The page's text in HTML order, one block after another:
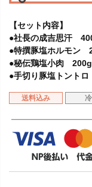
【セット内容】
●社長の成吉思汗
●特撰豚塩ホルモン
●秘伝鶏塩小肉
●手切り豚塩トント
送料込み